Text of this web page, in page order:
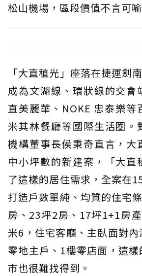
松山機場，區段價值不言可喻
「大直稙光」座落在捷運劍
成為文湖線、環狀線的交會
直美麗華、NOKE 忠泰樂等
米其林餐廳等國際生活圈。
機構董事長侯秉奇直言，大
中小坪數的新建案，「大直
了這樣的居住需求，全案在
打造戶數單純、均質的住宅
房、23坪2房、17坪1+1房
米6，住宅客廳、主臥面對
零地主戶、1樓零店面，這
市也很難找得到。